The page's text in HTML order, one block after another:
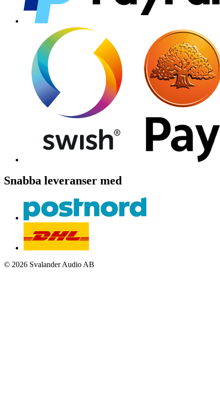
Snabba leveranser med
© 2026 Svalander Audio AB